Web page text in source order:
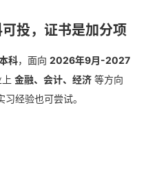
投，证书是加分项
科，面向 2026年9月-2027
金融、会计、经济 等方向
经验也可尝试。